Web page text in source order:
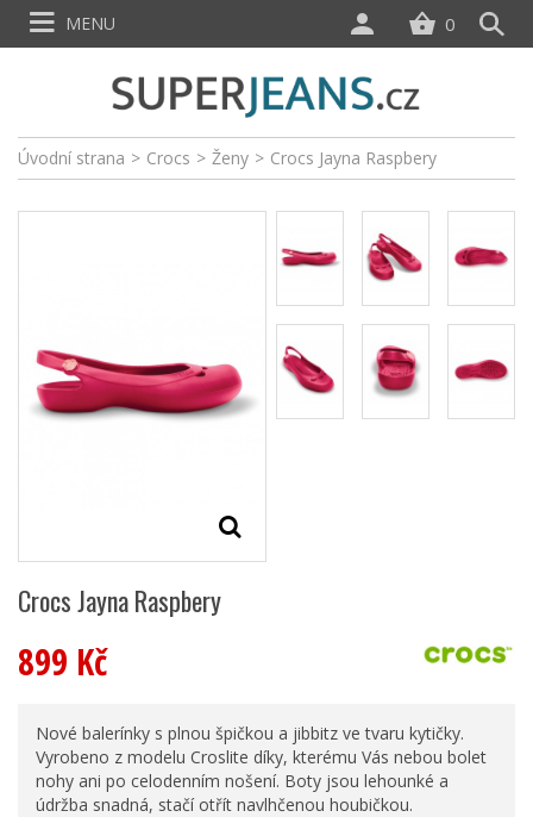
Úvodní strana > Crocs > Ženy > Crocs Jayna Raspbery
Crocs Jayna Raspbery
899 Kč
Nové balerínky s plnou špičkou a jibbitz ve tvaru kytičky.
Vyrobeno z modelu Croslite díky, kterému Vás nebou bolet
nohy ani po celodenním nošení. Boty jsou lehounké a
údržba snadná, stačí otřít navlhčenou houbičkou.
0
MENU